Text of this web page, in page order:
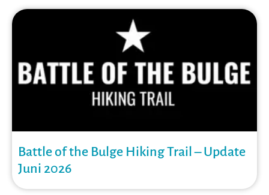
Battle of the Bulge Hiking Trail – Update
Juni 2026